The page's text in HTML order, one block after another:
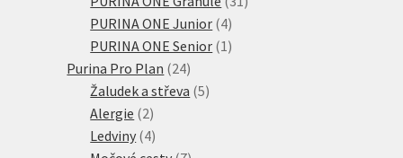
PURINA ONE Junior 44
produkty
PURINA ONE Senior 1 1
Purina Pro Plan 2424
produktů
Žaludek a střeva 55
Alergie 22
produkty
Ledviny 44